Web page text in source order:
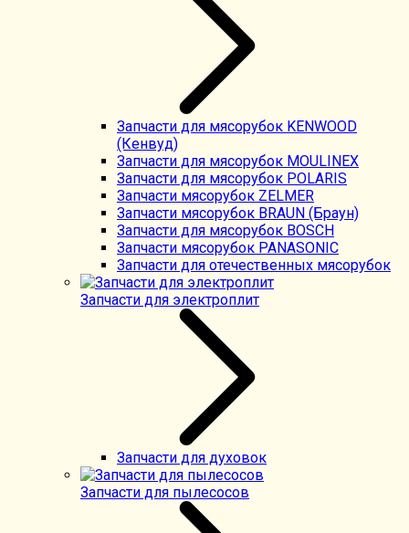
Запчасти для мясорубок KENWOOD
(Кенвуд)
Запчасти для мясорубок MOULINEX
Запчасти для мясорубок POLARIS
Запчасти мясорубок ZELMER
Запчасти мясорубок BRAUN (Браун)
Запчасти для мясорубок BOSCH
Запчасти мясорубок PANASONIC
Запчасти для отечественных мясорубок
Запчасти для электроплит
Запчасти для духовок
Запчасти для пылесосов